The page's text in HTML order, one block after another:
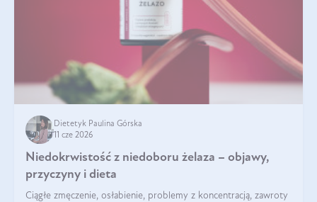
Dietetyk Paulina Górska
11 cze 2026
Niedokrwistość z niedoboru żelaza – objawy,
przyczyny i dieta
Ciągłe zmęczenie, osłabienie, problemy z koncentracją, zawroty